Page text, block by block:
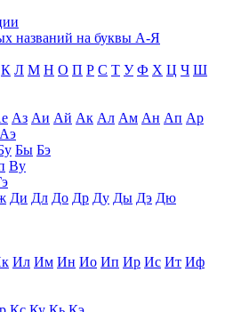
названий на буквы А-Я
К Л М Н О П Р С Т У Ф Х Ц Ч Ш
Аз Аи Ай Ак Ал Ам Ан Ап Ар
Аэ
Бы Бэ
Ву
Ди Дл До Др Ду Ды Дэ Дю
Ил Им Ин Ио Ип Ир Ис Ит Иф